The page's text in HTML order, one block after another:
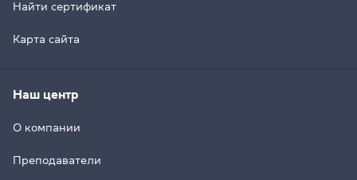
Найти сертификат
Карта сайта
Наш центр
О компании
Преподаватели